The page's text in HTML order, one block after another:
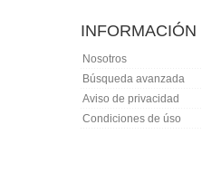
INFORMACIÓN
Nosotros
Búsqueda avanzada
Aviso de privacidad
Condiciones de úso